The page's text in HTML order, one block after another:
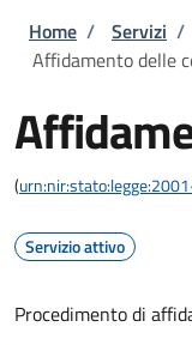
Briciole
Home / Servizi /
Affidamento delle
(
Servizio attivo
Procedimento di